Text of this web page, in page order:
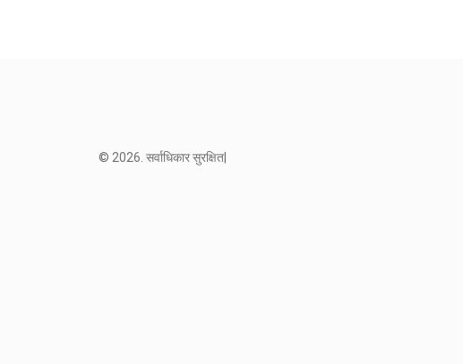
© 2026. सर्वाधिकार सुरक्षित|